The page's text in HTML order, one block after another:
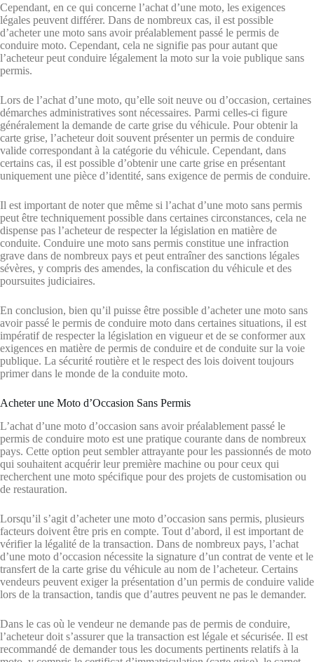
Cependant, en ce qui concerne l’achat d’une moto, les exigences
légales peuvent différer. Dans de nombreux cas, il est possible
d’acheter une moto sans avoir préalablement passé le permis de
conduire moto. Cependant, cela ne signifie pas pour autant que
l’acheteur peut conduire légalement la moto sur la voie publique sans
permis.
Lors de l’achat d’une moto, qu’elle soit neuve ou d’occasion, certaines
démarches administratives sont nécessaires. Parmi celles-ci figure
généralement la demande de carte grise du véhicule. Pour obtenir la
carte grise, l’acheteur doit souvent présenter un permis de conduire
valide correspondant à la catégorie du véhicule. Cependant, dans
certains cas, il est possible d’obtenir une carte grise en présentant
uniquement une pièce d’identité, sans exigence de permis de conduire.
Il est important de noter que même si l’achat d’une moto sans permis
peut être techniquement possible dans certaines circonstances, cela ne
dispense pas l’acheteur de respecter la législation en matière de
conduite. Conduire une moto sans permis constitue une infraction
grave dans de nombreux pays et peut entraîner des sanctions légales
sévères, y compris des amendes, la confiscation du véhicule et des
poursuites judiciaires.
En conclusion, bien qu’il puisse être possible d’acheter une moto sans
avoir passé le permis de conduire moto dans certaines situations, il est
impératif de respecter la législation en vigueur et de se conformer aux
exigences en matière de permis de conduire et de conduite sur la voie
publique. La sécurité routière et le respect des lois doivent toujours
primer dans le monde de la conduite moto.
Acheter une Moto d’Occasion Sans Permis
L’achat d’une moto d’occasion sans avoir préalablement passé le
permis de conduire moto est une pratique courante dans de nombreux
pays. Cette option peut sembler attrayante pour les passionnés de moto
qui souhaitent acquérir leur première machine ou pour ceux qui
recherchent une moto spécifique pour des projets de customisation ou
de restauration.
Lorsqu’il s’agit d’acheter une moto d’occasion sans permis, plusieurs
facteurs doivent être pris en compte. Tout d’abord, il est important de
vérifier la légalité de la transaction. Dans de nombreux pays, l’achat
d’une moto d’occasion nécessite la signature d’un contrat de vente et le
transfert de la carte grise du véhicule au nom de l’acheteur. Certains
vendeurs peuvent exiger la présentation d’un permis de conduire valide
lors de la transaction, tandis que d’autres peuvent ne pas le demander.
Dans le cas où le vendeur ne demande pas de permis de conduire,
l’acheteur doit s’assurer que la transaction est légale et sécurisée. Il est
recommandé de demander tous les documents pertinents relatifs à la